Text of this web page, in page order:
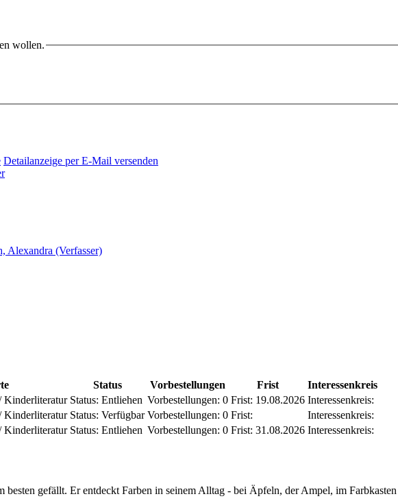
wollen.
Detailanzeige per E-Mail versenden
Alexandra (Verfasser)
Status Vorbestellungen Frist
Interessenkreis
Kinderliteratur Status: Entliehen Vorbestellungen: 0 Frist: 19.08.2026 Interessenkreis:
Kinderliteratur Status: Verfügbar Vorbestellungen: 0 Frist:
Interessenkreis:
Kinderliteratur Status: Entliehen Vorbestellungen: 0 Frist: 31.08.2026 Interessenkreis:
besten gefällt. Er entdeckt Farben in seinem Alltag - bei Äpfeln, der Ampel, im